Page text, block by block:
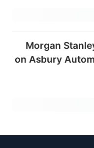
Morgan
on Asbury